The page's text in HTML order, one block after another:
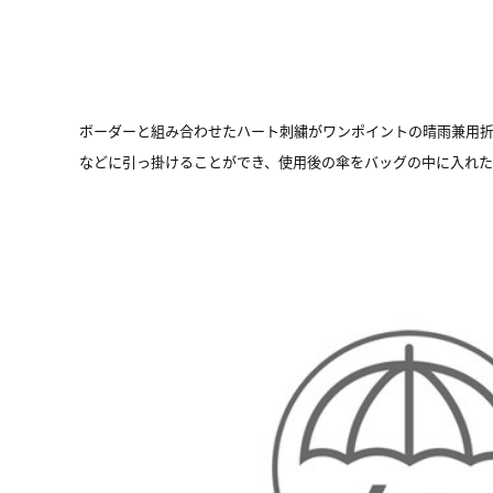
ボーダーと組み合わせたハート刺繍がワンポイントの晴雨兼
などに引っ掛けることができ、使用後の傘をバッグの中に入れ